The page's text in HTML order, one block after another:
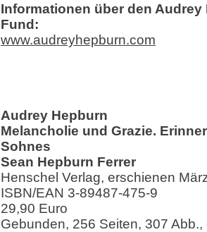
Informationen über den Audrey
Fund:
www.audreyhepburn.com
Audrey Hepburn
Melancholie und Grazie.
Sohnes
Sean Hepburn Ferrer
Henschel Verlag, erschienen
ISBN/EAN 3-89487-475-9
29,90 Euro
Gebunden, 256 Seiten, 307